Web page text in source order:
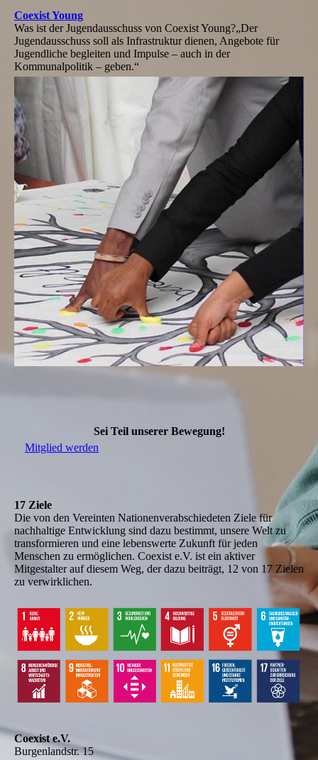
Coexist Young
Was ist der Jugendausschuss von Coexist Young?„Der
Jugendausschuss soll als Infrastruktur dienen, Angebote für
Jugendliche begleiten und Impulse – auch in der
Kommunalpolitik – geben.“
Sei Teil unserer Bewegung!
Mitglied werden
17 Ziele
Die von den Vereinten Nationenverabschiedeten Ziele für
nachhaltige Entwicklung sind dazu bestimmt, unsere Welt zu
transformieren und eine lebenswerte Zukunft für jeden
Menschen zu ermöglichen. Coexist e.V. ist ein aktiver
Mitgestalter auf diesem Weg, der dazu beiträgt, 12 von 17 Zielen
zu verwirklichen.
Coexist e.V.
Burgenlandstr. 15